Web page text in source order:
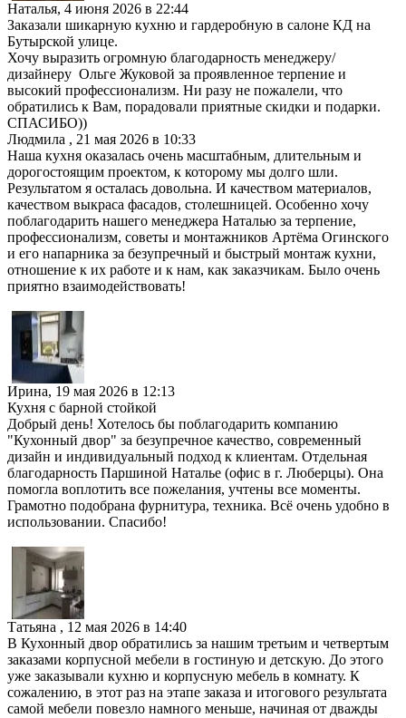
Наталья, 4 июня 2026 в 22:44
Заказали шикарную кухню и гардеробную в салоне КД на
Бутырской улице.
Хочу выразить огромную благодарность менеджеру/
дизайнеру Ольге Жуковой за проявленное терпение и
высокий профессионализм. Ни разу не пожалели, что
обратились к Вам, порадовали приятные скидки и подарки.
СПАСИБО))
Людмила , 21 мая 2026 в 10:33
Наша кухня оказалась очень масштабным, длительным и
дорогостоящим проектом, к которому мы долго шли.
Результатом я осталась довольна. И качеством материалов,
качеством выкраса фасадов, столешницей. Особенно хочу
поблагодарить нашего менеджера Наталью за терпение,
профессионализм, советы и монтажников Артёма Огинского
и его напарника за безупречный и быстрый монтаж кухни,
отношение к их работе и к нам, как заказчикам. Было очень
приятно взаимодействовать!
Ирина, 19 мая 2026 в 12:13
Кухня с барной стойкой
Добрый день! Хотелось бы поблагодарить компанию
"Кухонный двор" за безупречное качество, современный
дизайн и индивидуальный подход к клиентам. Отдельная
благодарность Паршиной Наталье (офис в г. Люберцы). Она
помогла воплотить все пожелания, учтены все моменты.
Грамотно подобрана фурнитура, техника. Всё очень удобно в
использовании. Спасибо!
Татьяна , 12 мая 2026 в 14:40
В Кухонный двор обратились за нашим третьим и четвертым
заказами корпусной мебели в гостиную и детскую. До этого
уже заказывали кухню и корпусную мебель в комнату. К
сожалению, в этот раз на этапе заказа и итогового результата
самой мебели повезло намного меньше, начиная от дважды